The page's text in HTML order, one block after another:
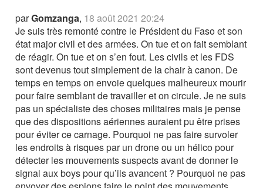
parGomzanga, 18 août 2021 20:24
Je suis très remonté contre le Président du Faso et son
état major civil et des armées. On tue et on fait semblant
de réagir. On tue et on s’en fout. Les civils et les FDS
sont devenus tout simplement de la chair à canon. De
temps en temps on envoie quelques malheureux mourir
pour faire semblant de travailler et on circule. Je ne suis
pas un spécialiste des choses militaires mais je pense
que des dispositions aériennes auraient pu être prises
pour éviter ce carnage. Pourquoi ne pas faire survoler
les endroits à risques par un drone ou un hélico pour
détecter les mouvements suspects avant de donner le
signal aux boys pour qu’ils avancent ? Pourquoi ne pas